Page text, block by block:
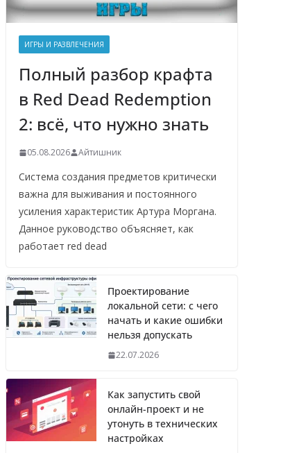
ИГРЫ И РАЗВЛЕЧЕНИЯ
Полный разбор крафта
в Red Dead Redemption
2: всё, что нужно знать
05.08.2026 Айтишник
Система создания предметов критически
важна для выживания и постоянного
усиления характеристик Артура Моргана.
Данное руководство объясняет, как
работает red dead
Проектирование
локальной сети: с чего
начать и какие ошибки
нельзя допускать
22.07.2026
Как запустить свой
онлайн-проект и не
утонуть в технических
настройках